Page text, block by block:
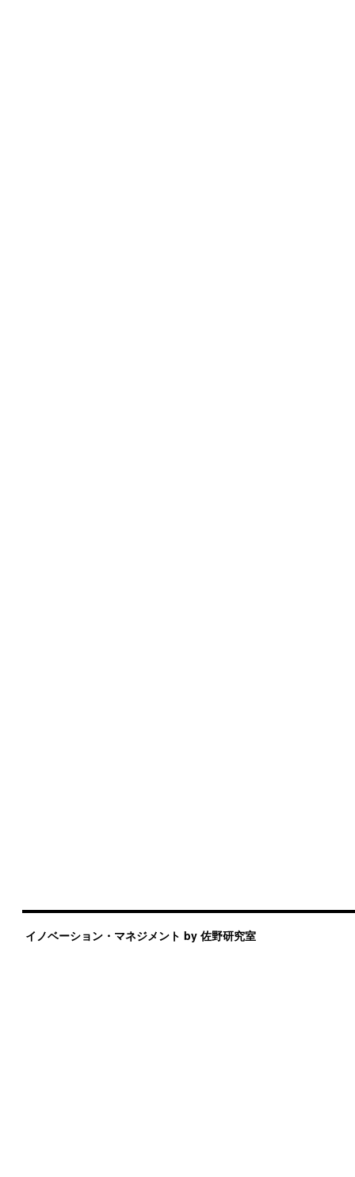
イノベーション・マネジメント by 佐野研究室